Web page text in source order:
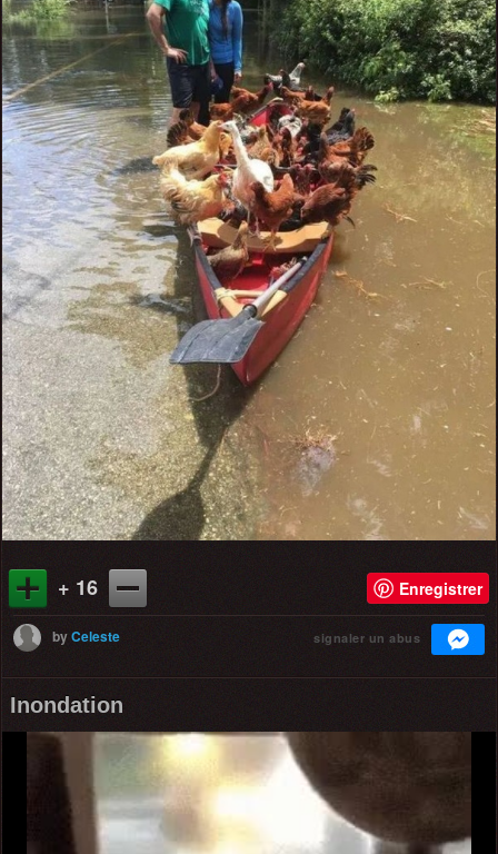
+ 16 Enregistrer
byCeleste signaler un abus
Inondation